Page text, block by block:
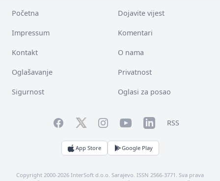
Početna Dojavite vijest
Impressum Komentari
Kontakt O nama
Oglašavanje Privatnost
Sigurnost Oglasi za posao
FacebookTwitterInstagramYouTubeLinkedInRSS
App Store Google Play
Copyright 2000-2026 InterSoft d.o.o. Sarajevo. ISSN 2566-3771. Sva prava